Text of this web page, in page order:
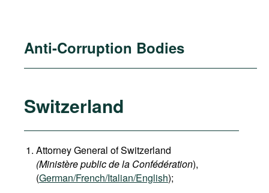
Anti-Corruption Bodies
Switzerland
Attorney General of Switzerland
(Ministère public de la Confédération),
(German/French/Italian/English);